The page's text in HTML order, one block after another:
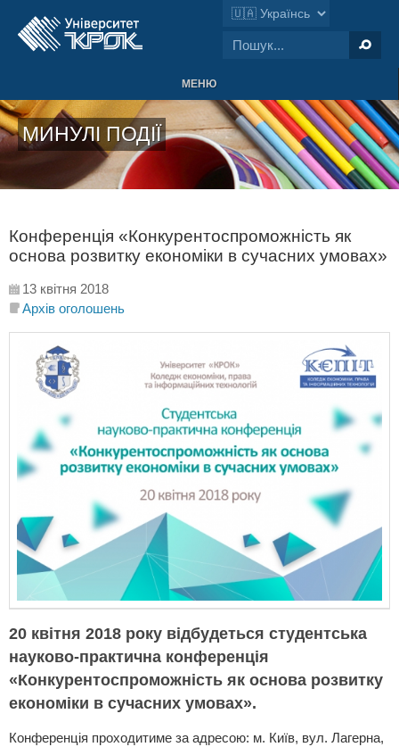
МЕНЮ
МИНУЛІ ПОДІЇ
Конференція «Конкурентоспроможність як
основа розвитку економіки в сучасних умовах»
13 квітня 2018
Архів оголошень
20 квітня 2018 року відбудеться студентська
науково-практична конференція
«Конкурентоспроможність як основа розвитку
економіки в сучасних умовах».
Конференція проходитиме за адресою: м. Київ, вул. Лагерна,